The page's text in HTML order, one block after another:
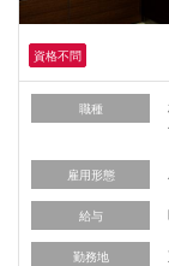
資格不問
職種
雇用形態
給与
勤務地